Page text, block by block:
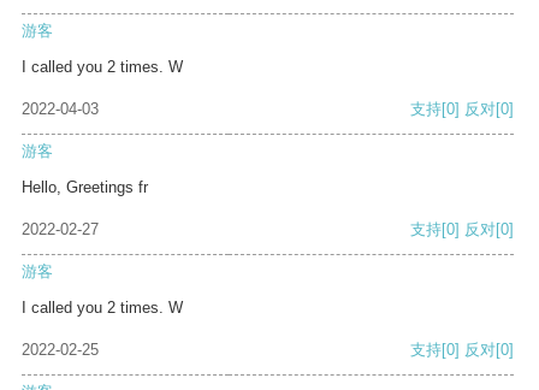
游客
I called you 2 times. W
2022-04-03 支持[0] 反对[0]
游客
Hello, Greetings fr
2022-02-27 支持[0] 反对[0]
游客
I called you 2 times. W
2022-02-25 支持[0] 反对[0]